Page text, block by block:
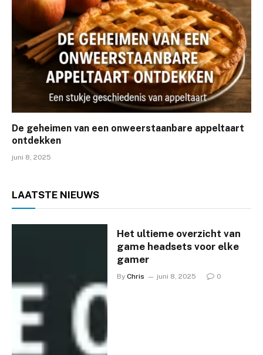
De geheimen van een onweerstaanbare appeltaart
ontdekken
juni 8, 2025
LAATSTE NIEUWS
Het ultieme overzicht van
game headsets voor elke
gamer
By Chris juni 8, 2025 0